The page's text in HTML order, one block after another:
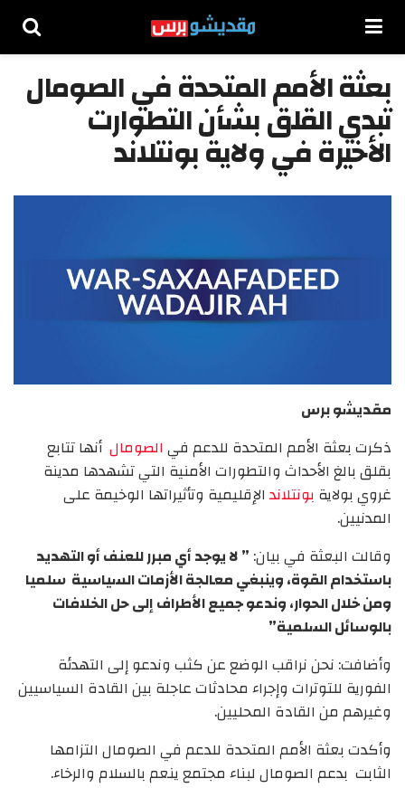
بعثة الأمم المتحدة في الصومال
تبدي القلق بشأن التطوارت
الأخيرة في ولاية بونتلاند
مقديشو برس
ذكرت بعثة الأمم المتحدة للدعم في الصومال أنها تتابع
بقلق بالغ الأحداث والتطورات الأمنية التي تشهدها مدينة
غروي بولاية بونتلاند الإقليمية وتأثيراتها الوخيمة على
المدنيين.
وقالت البعثة في بيان: ” لا يوجد أي مبرر للعنف أو التهديد
باستخدام القوة، وينبغي معالجة الأزمات السياسية سلميا
ومن خلال الحوار، وندعو جميع الأطراف إلى حل الخلافات
بالوسائل السلمية”
وأضافت: نحن نراقب الوضع عن كثب وندعو إلى التهدئة
الفورية للتوترات وإجراء محادثات عاجلة بين القادة السياسيين
وغيرهم من القادة المحليين.
وأكدت بعثة الأمم المتحدة للدعم في الصومال التزامها
الثابت بدعم الصومال لبناء مجتمع ينعم بالسلام والرخاء.